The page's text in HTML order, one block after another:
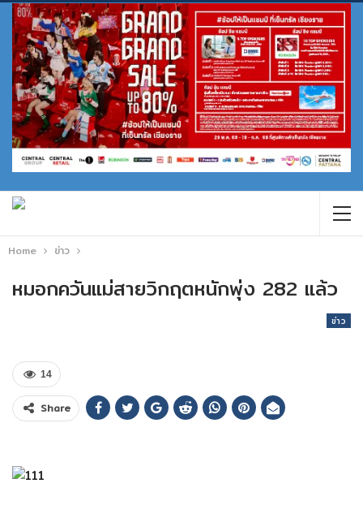
Home ข่าว
หมอกควันแม่สายวิกฤตหนักพุ่ง 282 แล้ว
ข่าว
14
Share